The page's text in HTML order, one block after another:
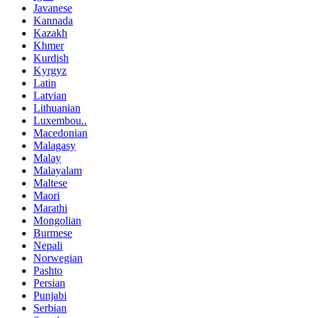
Javanese
Kannada
Kazakh
Khmer
Kurdish
Kyrgyz
Latin
Latvian
Lithuanian
Luxembou..
Macedonian
Malagasy
Malay
Malayalam
Maltese
Maori
Marathi
Mongolian
Burmese
Nepali
Norwegian
Pashto
Persian
Punjabi
Serbian